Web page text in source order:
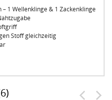
1 Wellenklinge & 1 Zackenklinge
Stoff gleichzeitig